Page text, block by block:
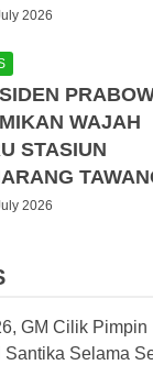
2026
WAJAH
STASIUN
2026
GM Cilik Pimpin
Selama